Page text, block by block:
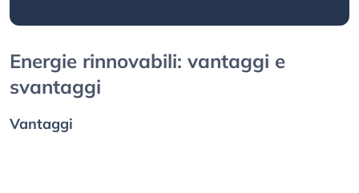
Energie rinnovabili: vantaggi e
svantaggi
Vantaggi